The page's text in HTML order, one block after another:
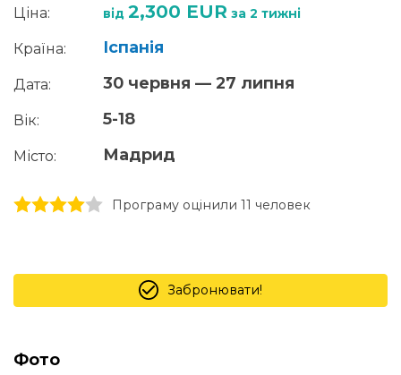
Ціна: від 2,300 EUR за 2 тижні
Країна: Іспанія
Дата: 30 червня — 27 липня
Вік: 5-18
Місто: Мадрид
5 stars
4 stars
3 stars
2 stars
1 stars Програму оцінили 11 человек
Забронювати!
Фото